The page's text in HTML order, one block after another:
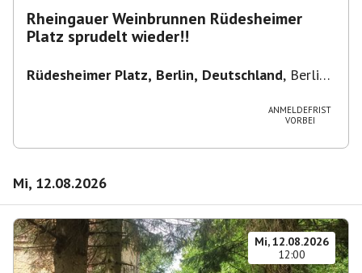
Rheingauer Weinbrunnen Rüdesheimer
Platz sprudelt wieder!!
Rüdesheimer Platz, Berlin, Deutschland, Berlin-
ANMELDEFRIST
VORBEI
Mi, 12.08.2026
Mi, 12.08.2026
12:00